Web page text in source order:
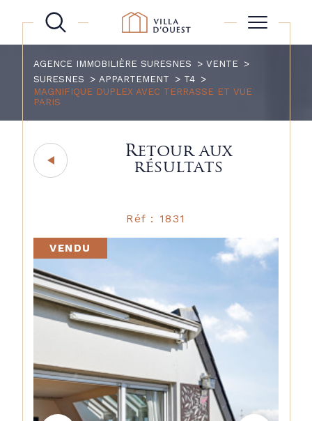
AGENCE IMMOBILIÈRE SURESNES
VENTE
SURESNES
APPARTEMENT
T4
MAGNIFIQUE DUPLEX AVEC TERRASSE ET VUE
PARIS
Retour aux
résultats
Réf : 1831
VENDU